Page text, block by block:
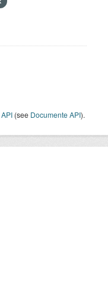
API (see Documente API).